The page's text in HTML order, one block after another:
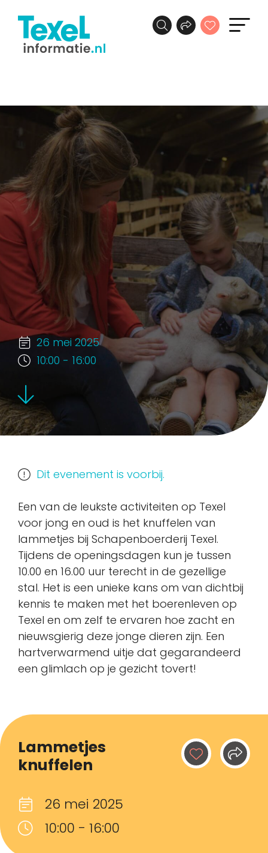
26 mei 2025
10:00 - 16:00
Dit evenement is voorbij.
Lammetjes
knuffelen
26 mei 2025
10:00 - 16:00
Een van de leukste activiteiten op Texel
voor jong en oud is het knuffelen van
lammetjes bij Schapenboerderij Texel.
Tijdens de openingsdagen kun je tussen
10.00 en 16.00 uur terecht in de gezellige
stal. Het is een unieke kans om van dichtbij
kennis te maken met het boerenleven op
Texel en om zelf te ervaren hoe zacht en
nieuwsgierig deze jonge dieren zijn. Een
hartverwarmend uitje dat gegarandeerd
een glimlach op je gezicht tovert!